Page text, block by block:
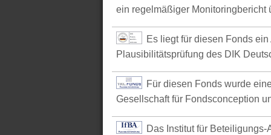
ein regelmäßiger Monitoringbericht
Es liegt für diesen Fonds
Plausibilitätsprüfung des DIK
Für diesen Fonds wurde
Gesellschaft für Fondsconception
Das Institut für